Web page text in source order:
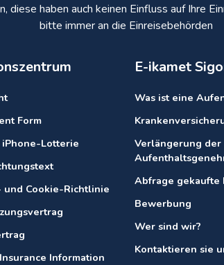
diese haben auch keinen Einfluss auf Ihre
bitte immer an die Einreisebehörden
Form
Lotterie
und Cookie-Richtlinie
Information
E-ikamet
Was ist eine
Verlängerung der
Abfrage gekaufte
Bewerbung
Wer sind wir?
Kontaktieren sie